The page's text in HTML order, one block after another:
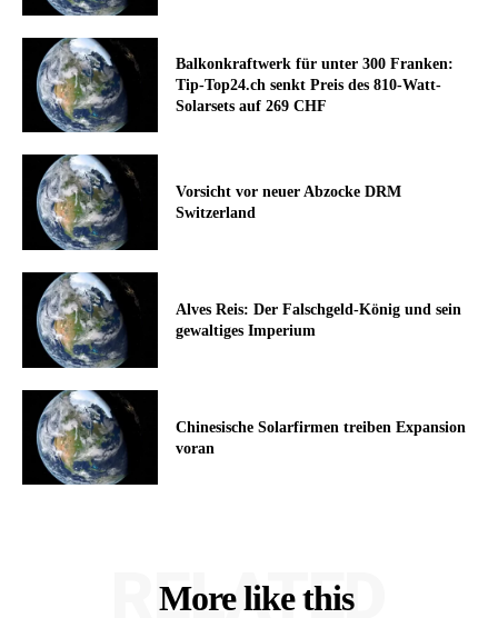
Balkonkraftwerk für unter 300 Franken:
Tip-Top24.ch senkt Preis des 810-Watt-
Solarsets auf 269 CHF
Vorsicht vor neuer Abzocke DRM
Switzerland
Alves Reis: Der Falschgeld-König und sein
gewaltiges Imperium
Chinesische Solarfirmen treiben Expansion
voran
More like this
RELATED